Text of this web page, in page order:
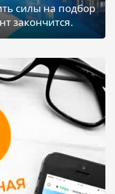
силы на подбор
закончится.